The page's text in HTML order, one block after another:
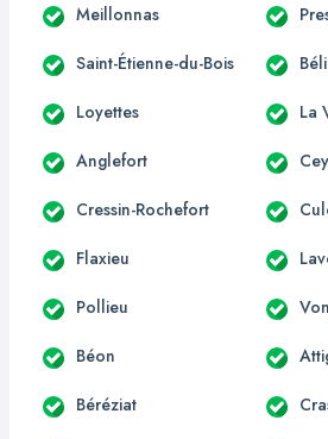
Meillonnas
Saint-Étienne-du-Bois
Loyettes La
Anglefort
Cressin-Rochefort
Flaxieu
Pollieu
Béon
Béréziat